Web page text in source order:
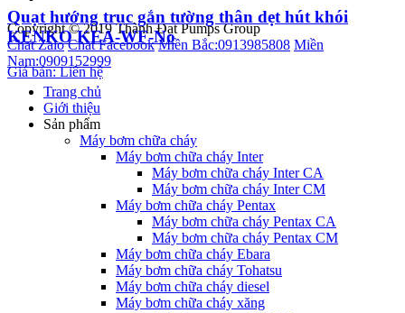
Quạt hướng trục gắn tường thân dẹt hút khói
KENKO KEA-WF-No
Giá bán: Liên hệ
Copyright © 2019 Thành Đạt Pumps Group
Chat Zalo Chat Facebook Miền Bắc:0913985808 Miền
Nam:0909152999
Trang chủ
Giới thiệu
Sản phẩm
Máy bơm chữa cháy
Máy bơm chữa cháy Inter
Máy bơm chữa cháy Inter CA
Máy bơm chữa cháy Inter CM
Máy bơm chữa cháy Pentax
Máy bơm chữa cháy Pentax CA
Máy bơm chữa cháy Pentax CM
Máy bơm chữa cháy Ebara
Máy bơm chữa cháy Tohatsu
Máy bơm chữa cháy diesel
Máy bơm chữa cháy xăng